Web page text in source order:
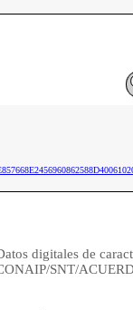
digitales de
SNT/